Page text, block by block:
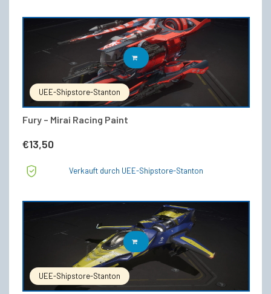
UEE-Shipstore-Stanton
Fury – Mirai Racing Paint
€13,50
IN DEN WARENKORB
Verkauft durch UEE-Shipstore-Stanton
UEE-Shipstore-Stanton
IN DEN WARENKORB